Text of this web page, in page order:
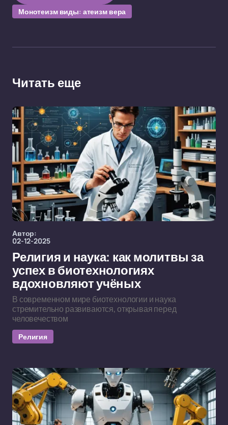
Монотеизм виды: атеизм вера
Читать еще
Автор:
02-12-2025
Религия и наука: как молитвы за
успех в биотехнологиях
вдохновляют учёных
В современном мире биотехнологии и наука
стремительно развиваются, открывая перед
человечеством
Религия